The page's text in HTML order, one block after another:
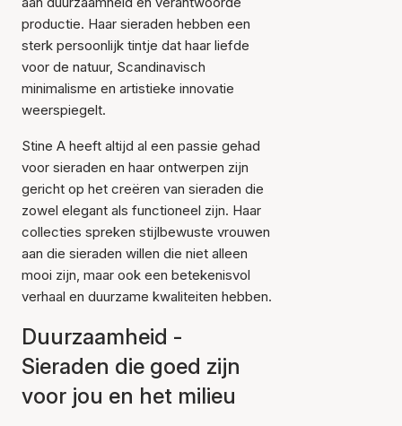
productie. Haar sieraden hebben een
sterk persoonlijk tintje dat haar liefde
voor de natuur, Scandinavisch
minimalisme en artistieke innovatie
weerspiegelt.
Stine A heeft altijd al een passie gehad
voor sieraden en haar ontwerpen zijn
gericht op het creëren van sieraden die
zowel elegant als functioneel zijn. Haar
collecties spreken stijlbewuste vrouwen
aan die sieraden willen die niet alleen
mooi zijn, maar ook een betekenisvol
verhaal en duurzame kwaliteiten hebben.
Duurzaamheid -
Sieraden die goed zijn
voor jou en het milieu